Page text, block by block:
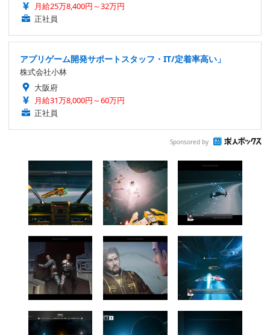
月給25万8,400円～32万円
正社員
アプリゲーム開発サポートスタッフ・IT/定着率高い」
株式会社小林
大阪府
月給31万8,000円～60万円
正社員
Sponsored by